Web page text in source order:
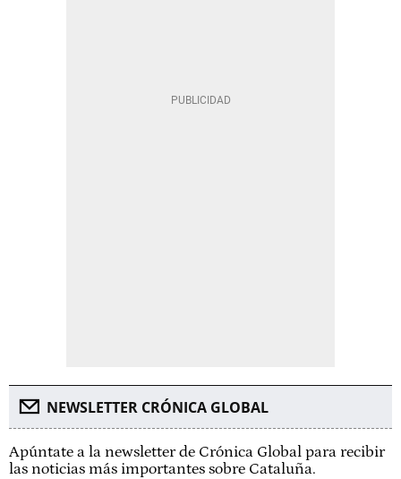
NEWSLETTER CRÓNICA GLOBAL
Apúntate a la newsletter de Crónica Global para recibir
las noticias más importantes sobre Cataluña.